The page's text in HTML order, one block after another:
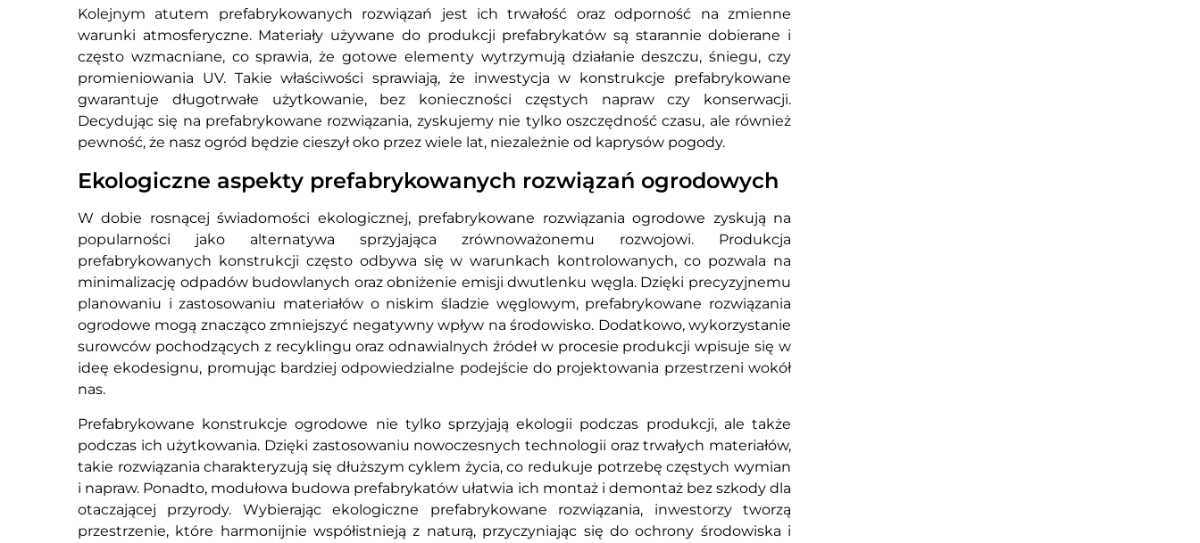
Kolejnym atutem prefabrykowanych rozwiązań jest ich trwałość oraz odporność na zmienne
warunki atmosferyczne. Materiały używane do produkcji prefabrykatów są starannie dobierane i
często wzmacniane, co sprawia, że gotowe elementy wytrzymują działanie deszczu, śniegu, czy
promieniowania UV. Takie właściwości sprawiają, że inwestycja w konstrukcje prefabrykowane
gwarantuje długotrwałe użytkowanie, bez konieczności częstych napraw czy konserwacji.
Decydując się na prefabrykowane rozwiązania, zyskujemy nie tylko oszczędność czasu, ale również
pewność, że nasz ogród będzie cieszył oko przez wiele lat, niezależnie od kaprysów pogody.
Ekologiczne aspekty prefabrykowanych rozwiązań ogrodowych
W dobie rosnącej świadomości ekologicznej, prefabrykowane rozwiązania ogrodowe zyskują na
popularności jako alternatywa sprzyjająca zrównoważonemu rozwojowi. Produkcja
prefabrykowanych konstrukcji często odbywa się w warunkach kontrolowanych, co pozwala na
minimalizację odpadów budowlanych oraz obniżenie emisji dwutlenku węgla. Dzięki precyzyjnemu
planowaniu i zastosowaniu materiałów o niskim śladzie węglowym, prefabrykowane rozwiązania
ogrodowe mogą znacząco zmniejszyć negatywny wpływ na środowisko. Dodatkowo, wykorzystanie
surowców pochodzących z recyklingu oraz odnawialnych źródeł w procesie produkcji wpisuje się w
ideę ekodesignu, promując bardziej odpowiedzialne podejście do projektowania przestrzeni wokół
nas.
Prefabrykowane konstrukcje ogrodowe nie tylko sprzyjają ekologii podczas produkcji, ale także
podczas ich użytkowania. Dzięki zastosowaniu nowoczesnych technologii oraz trwałych materiałów,
takie rozwiązania charakteryzują się dłuższym cyklem życia, co redukuje potrzebę częstych wymian
i napraw. Ponadto, modułowa budowa prefabrykatów ułatwia ich montaż i demontaż bez szkody dla
otaczającej przyrody. Wybierając ekologiczne prefabrykowane rozwiązania, inwestorzy tworzą
przestrzenie, które harmonijnie współistnieją z naturą, przyczyniając się do ochrony środowiska i